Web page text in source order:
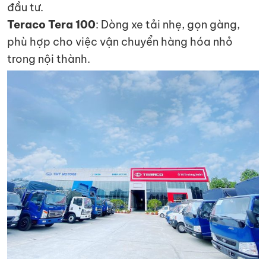
đầu tư.
Teraco Tera 100: Dòng xe tải nhẹ, gọn gàng,
phù hợp cho việc vận chuyển hàng hóa nhỏ
trong nội thành.